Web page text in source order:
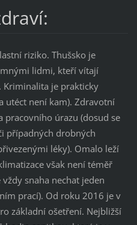
riziko. Thušsko je
lidmi, kteří vítají
Kriminalita je prakticky
utéct není kam). Zdravotní
pracovního úrazu (dosud se
případných drobných
léky). Omalo leží
však není téměř
snaha nechat jeden
prací). Od roku 2016 je v
základní ošetření. Nejbližší